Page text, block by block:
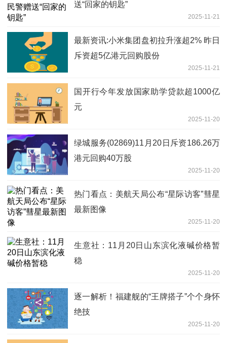
送“回家的钥匙”
2025-11-21
最新资讯:小米集团盘初拉升涨超2% 昨日
斥资超5亿港元回购股份
2025-11-21
国开行今年发放国家助学贷款超1000亿
元
2025-11-20
绿城服务(02869)11月20日斥资186.26万
港元回购40万股
2025-11-20
热门看点：美航天局公布“星际访客”彗星
最新图像
2025-11-20
生意社：11月20日山东滨化液碱价格暂
稳
2025-11-20
逐一解析！福建舰的“王牌搭子”个个身怀
绝技
2025-11-20